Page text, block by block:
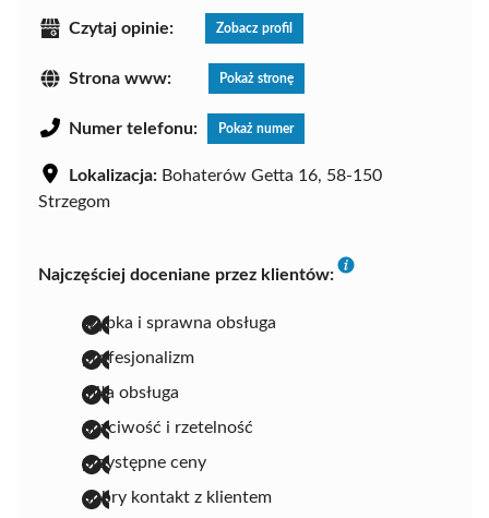
Czytaj opinie: Zobacz profil
Strona www: Pokaż stronę
Numer telefonu: Pokaż numer
Lokalizacja: Bohaterów Getta 16, 58-150
Strzegom
Najczęściej doceniane przez klientów:
szybka i sprawna obsługa
profesjonalizm
miła obsługa
uczciwość i rzetelność
przystępne ceny
dobry kontakt z klientem